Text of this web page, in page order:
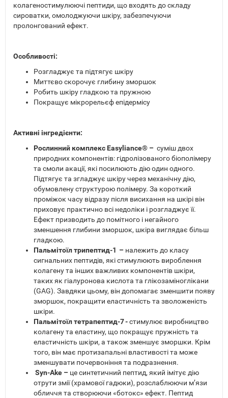
колагеностимулюючі пептиди, що входять до складу
сироватки, омолоджуючи шкіру, забезпечуючи
пролонгований ефект.
Особливості:
Розгладжує та підтягує шкіру
Миттєво скорочує глибину зморшок
Робить шкіру гладкою та пружною
Покращує мікрорельєф епідермісу
Активні інгредієнти:
Рослинний комплекс Easyliance® – суміш двох
природних компонентів: гідролізованого біополімеру
та смоли акації, які посилюють дію один одного.
Підтягує та згладжує шкіру через механічну дію,
обумовлену структурою полімеру. За короткий
проміжок часу відразу після висихання на шкірі він
приховує практично всі недоліки і розгладжує її.
Ефект призводить до помітного і негайного
зменшення глибини зморшок, шкіра виглядає більш
гладкою.
Пальмітоїл трипептид-1 – належить до класу
сигнальних пептидів, які стимулюють вироблення
колагену та інших важливих компонентів шкіри,
таких як гіалуронова кислота та глікозаміноглікани
(GAG). Завдяки цьому, він допомагає зменшити появу
зморшок, покращити еластичність та зволоженість
шкіри.
Пальмітоїл тетрапептид-7 -стимулює виробництво
колагену та еластину, що покращує пружність та
еластичність шкіри, а також зменшує зморшки. Крім
того, він має протизапальні властивості та може
зменшувати почервоніння та подразнення.
Syn-Ake – це синтетичний пептид, який імітує дію
отрути змії (храмової гадюки), розслаблюючи м’язи
обличчя та створюючи «ботокс» ефект. Пептид